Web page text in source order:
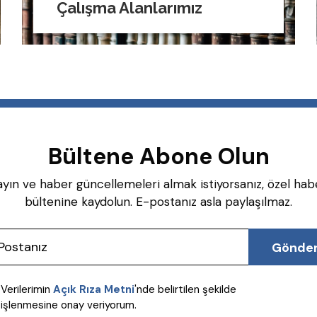
Çalışma Alanlarımız
İdare Hukuku
Miras Hukuku
İcra İflas Hukuku
Bültene Abone Olun
ve haber güncellemeleri almak istiyorsanız, özel
bültenine kaydolun. E-postanız asla paylaşılmaz.
Verilerimin Açık Rıza Metni'nde belirtilen şekilde
işlenmesine onay veriyorum.